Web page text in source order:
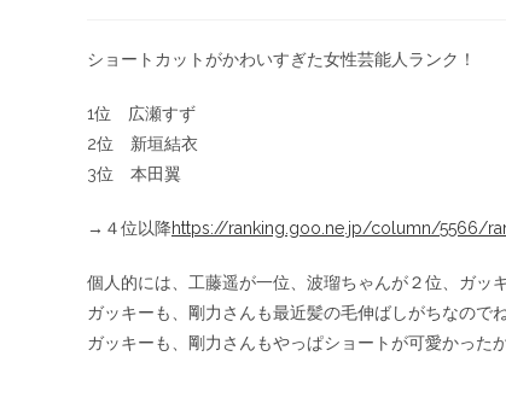
ショートカットがかわいすぎた女性芸能人ランク！
1位 広瀬すず
2位 新垣結衣
3位 本田翼
→４位以降https://ranking.goo.ne.jp/column/5566/
個人的には、工藤遥が一位、波瑠ちゃんが２位、ガッ
ガッキーも、剛力さんも最近髪の毛伸ばしがちなのでね
ガッキーも、剛力さんもやっぱショートが可愛かった